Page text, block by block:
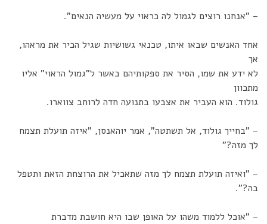
– "אנחנו רוצים לגמול לה כראוי על מעשיה הנאים".
אחד האנשים שבאו איתו, טכנאי גשושיות שגיל הכיר את מראהו,
אך
לא ידע את שמו, הסיר את ספקותיהם באשר ל"גמול הראוי" אליו
מתכוון
גולוד. הוא העביר את אצבעו בתנועה חדה לרוחב צווארו.
– "בחייך גולוד, אל תשתטה", אמר יוהאנסן, "איזה תועלת תצמח
לך מזה?"
– "ואיזה תועלת תצמח לך מזה שתאכיל את הרוצחת הזאת ותטפל
בה?".
– "אוכל ללמוד משהו על האופן שבו היא חושבת מדברת